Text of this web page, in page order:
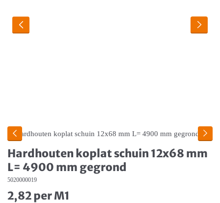
Hardhouten koplat schuin 12x68 mm
L= 4900 mm gegrond
5020000019
2,82 per M1